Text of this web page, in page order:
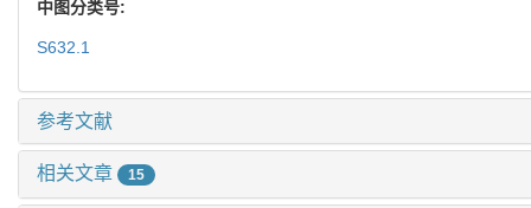
中图分类号:
S632.1
参考文献
相关文章 15